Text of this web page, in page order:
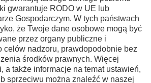
Facebook